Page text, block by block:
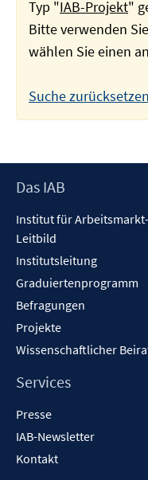
Typ "IAB-Projekt"
Bitte verwenden
wählen Sie einen
Suche zurücksetzen
Footer
Das IAB
Institut für
Leitbild
Institutsleitung
Graduiertenprogramm
Befragungen
Projekte
Wissenschaftlicher
Services
Presse
IAB-Newsletter
Kontakt